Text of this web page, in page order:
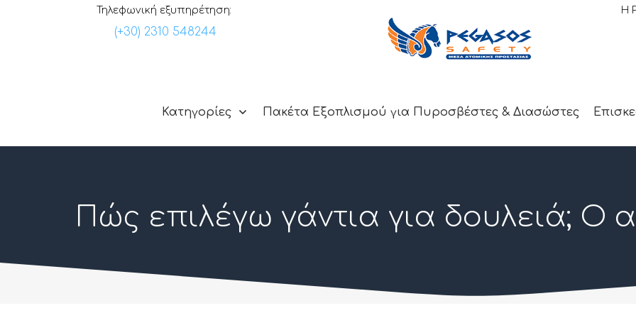
Τηλεφωνική εξυπηρέτηση:
(+30) 2310 548244
Η
Κατηγορίες Πακέτα Εξοπλισμού για Πυροσβέστες & Διασώστες
Πώς επιλέγω γάντια για δουλειά; Ο